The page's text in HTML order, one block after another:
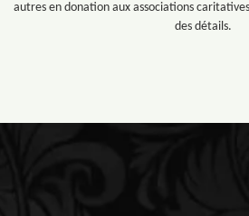
autres en donation aux associations
des détails.